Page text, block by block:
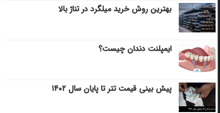
بهترین روش خرید میلگرد در تناژ بالا
ایمپلنت دندان چیست؟
پیش بینی قیمت تتر تا پایان سال ۱۴۰۲